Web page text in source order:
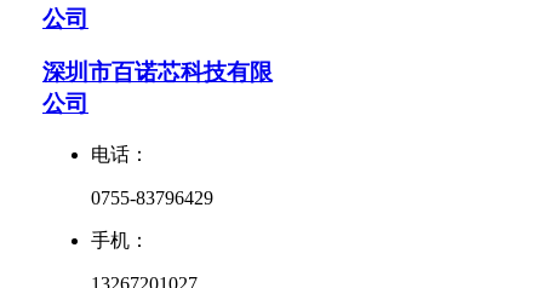
公司
深圳市百诺芯科技有限
公司
电话：
0755-83796429
手机：